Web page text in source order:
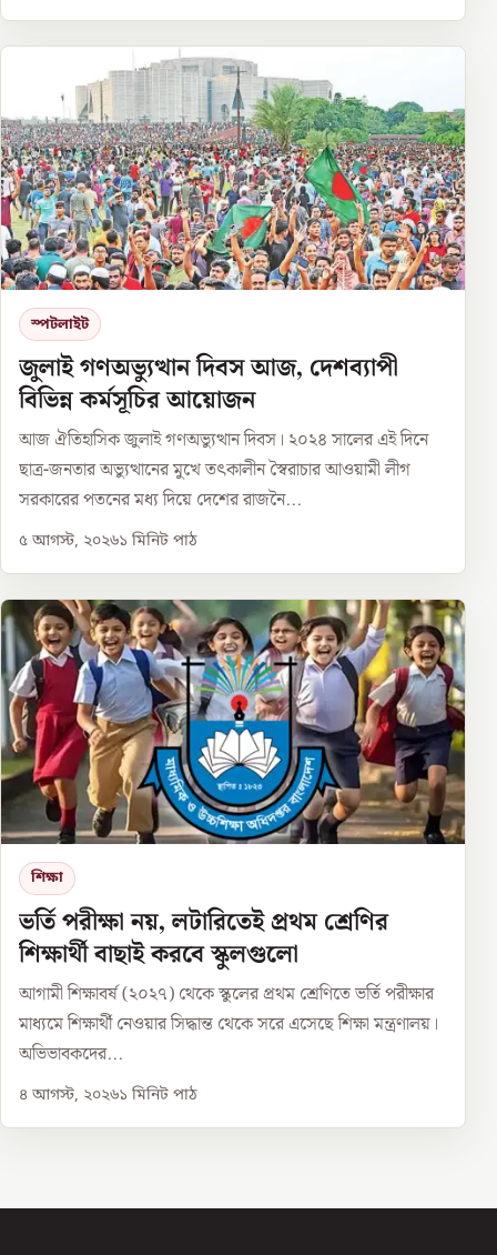
স্পটলাইট
জুলাই গণঅভ্যুত্থান দিবস আজ, দেশব্যাপী
বিভিন্ন কর্মসূচির আয়োজন
আজ ঐতিহাসিক জুলাই গণঅভ্যুত্থান দিবস। ২০২৪ সালের এই দিনে
ছাত্র-জনতার অভ্যুত্থানের মুখে তৎকালীন স্বৈরাচার আওয়ামী লীগ
সরকারের পতনের মধ্য দিয়ে দেশের রাজনৈ...
৫ আগস্ট, ২০২৬১ মিনিট পাঠ
শিক্ষা
ভর্তি পরীক্ষা নয়, লটারিতেই প্রথম শ্রেণির
শিক্ষার্থী বাছাই করবে স্কুলগুলো
আগামী শিক্ষাবর্ষ (২০২৭) থেকে স্কুলের প্রথম শ্রেণিতে ভর্তি পরীক্ষার
মাধ্যমে শিক্ষার্থী নেওয়ার সিদ্ধান্ত থেকে সরে এসেছে শিক্ষা মন্ত্রণালয়।
অভিভাবকদের...
৪ আগস্ট, ২০২৬১ মিনিট পাঠ